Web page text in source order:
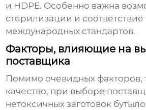
и HDPE. Особенно важна
стерилизации и
международных стандартов.
Факторы, влияющие на
поставщика
Помимо очевидных факторов,
качество, при выборе
нетоксичных заготовок